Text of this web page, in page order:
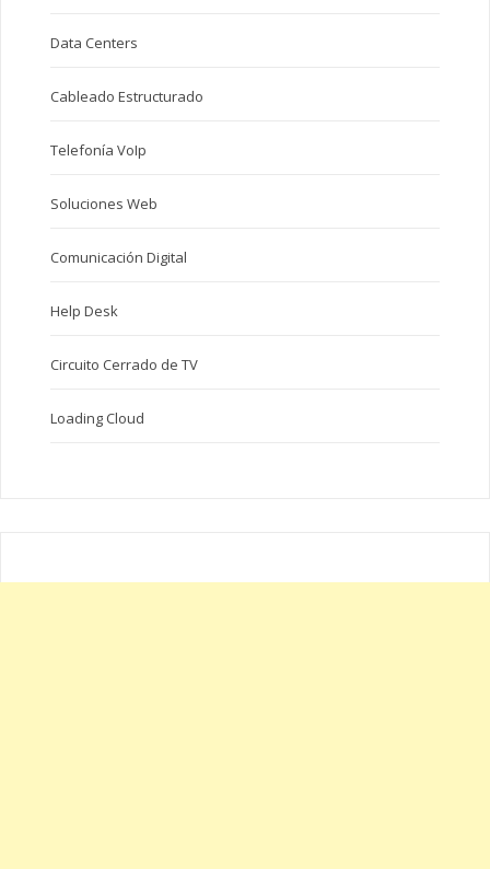
Data Centers
Cableado Estructurado
Telefonía VoIp
Soluciones Web
Comunicación Digital
Help Desk
Circuito Cerrado de TV
Loading Cloud